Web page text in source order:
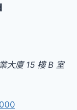
大廈 15 樓 B 室